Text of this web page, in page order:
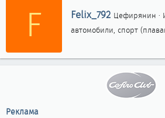
F
А
т
Felix_792 Цефирянин ·
автомобили, спорт
Реклама